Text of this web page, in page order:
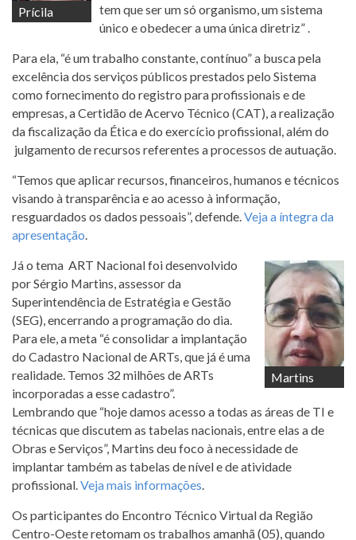
Prícila
tem que ser um só organismo, um sistema
único e obedecer a uma única diretriz” .
Para ela, “é um trabalho constante, contínuo” a busca pela
excelência dos serviços públicos prestados pelo Sistema
como fornecimento do registro para profissionais e de
empresas, a Certidão de Acervo Técnico (CAT), a realização
da fiscalização da Ética e do exercício profissional, além do
julgamento de recursos referentes a processos de autuação.
“Temos que aplicar recursos, financeiros, humanos e técnicos
visando à transparência e ao acesso à informação,
resguardados os dados pessoais”, defende. Veja a íntegra da
apresentação
Martins
Já o tema ART Nacional foi desenvolvido
por Sérgio Martins, assessor da
Superintendência de Estratégia e Gestão
(SEG), encerrando a programação do dia.
Para ele, a meta “é consolidar a implantação
do Cadastro Nacional de ARTs, que já é uma
realidade. Temos 32 milhões de ARTs
incorporadas a esse cadastro”.
Lembrando que “hoje damos acesso a todas as áreas de TI e
técnicas que discutem as tabelas nacionais, entre elas a de
Obras e Serviços”, Martins deu foco à necessidade de
implantar também as tabelas de nível e de atividade
profissional. Veja mais informações
Os participantes do Encontro Técnico Virtual da Região
Centro-Oeste retomam os trabalhos amanhã (05), quando